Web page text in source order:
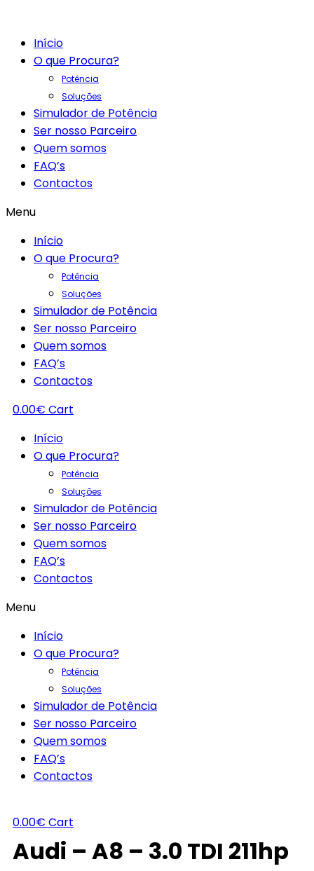
Início
O que Procura?
Potência
Soluções
Simulador de Potência
Ser nosso Parceiro
Quem somos
FAQ’s
Contactos
Menu
Início
O que Procura?
Potência
Soluções
Simulador de Potência
Ser nosso Parceiro
Quem somos
FAQ’s
Contactos
0.00€ Cart
Início
O que Procura?
Potência
Soluções
Simulador de Potência
Ser nosso Parceiro
Quem somos
FAQ’s
Contactos
Menu
Início
O que Procura?
Potência
Soluções
Simulador de Potência
Ser nosso Parceiro
Quem somos
FAQ’s
Contactos
0.00€ Cart
Audi – A8 – 3.0 TDI 211hp